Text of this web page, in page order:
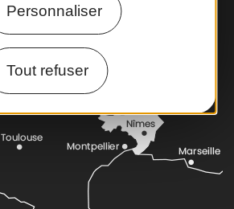
Personnaliser
Tout refuser